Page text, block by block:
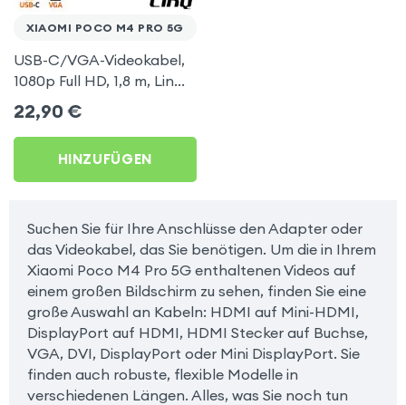
XIAOMI POCO M4 PRO 5G
USB-C/VGA-Videokabel,
1080p Full HD, 1,8 m, LinQ
für Xiaomi Poco M4 Pro
5G
22,90 €
HINZUFÜGEN
Suchen Sie für Ihre Anschlüsse den Adapter oder
das Videokabel, das Sie benötigen. Um die in Ihrem
Xiaomi Poco M4 Pro 5G enthaltenen Videos auf
einem großen Bildschirm zu sehen, finden Sie eine
große Auswahl an Kabeln: HDMI auf Mini-HDMI,
DisplayPort auf HDMI, HDMI Stecker auf Buchse,
VGA, DVI, DisplayPort oder Mini DisplayPort. Sie
finden auch robuste, flexible Modelle in
verschiedenen Längen. Alles, was Sie noch tun